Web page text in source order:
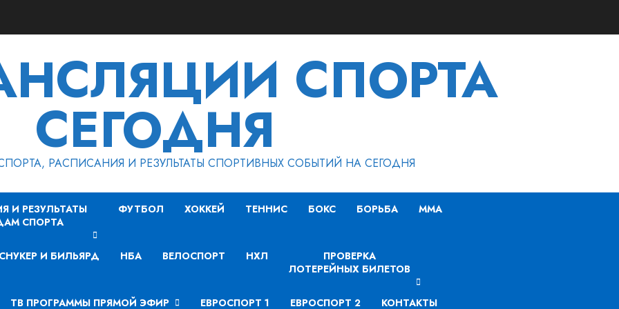
СПОРТА
СЕГОДНЯ
РАСПИСАНИЯ И РЕЗУЛЬТАТЫ СПОРТИВНЫХ СОБЫТИЙ НА СЕГОДНЯ
И РЕЗУЛЬТАТЫ
СПОРТА
ФУТБОЛ ХОККЕЙ ТЕННИС БОКС БОРЬБА MMA
СНУКЕР И БИЛЬЯРД НБА ВЕЛОСПОРТ НХЛ
ПРОВЕРКА
ЛОТЕРЕЙНЫХ БИЛЕТОВ
ТВ ПРОГРАММЫ ПРЯМОЙ ЭФИР ЕВРОСПОРТ 1 ЕВРОСПОРТ 2 КОНТАКТЫ